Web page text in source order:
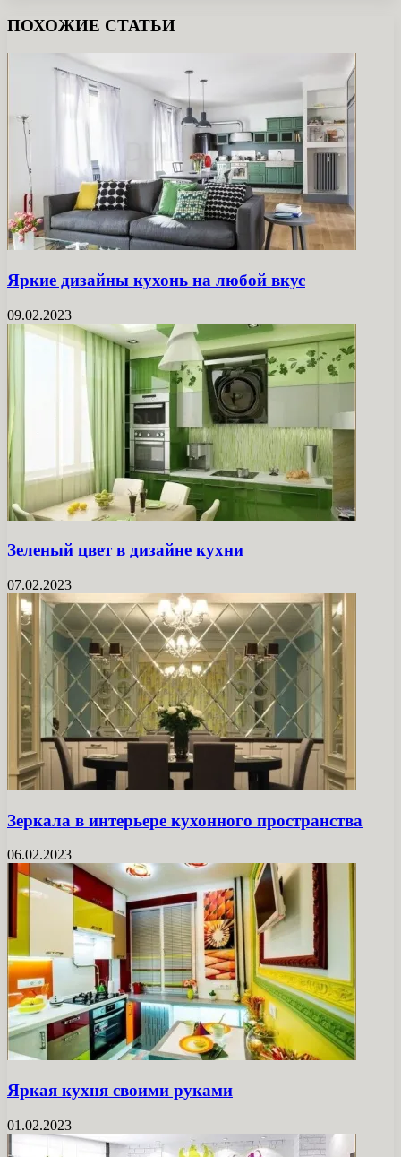
ПОХОЖИЕ СТАТЬИ
Яркие дизайны кухонь на любой вкус
09.02.2023
Зеленый цвет в дизайне кухни
07.02.2023
Зеркала в интерьере кухонного пространства
06.02.2023
Яркая кухня своими руками
01.02.2023